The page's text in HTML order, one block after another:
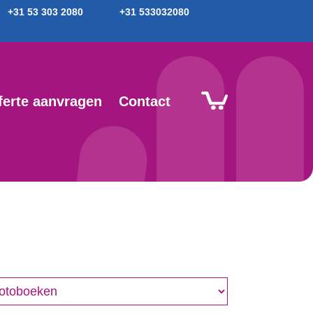
+31 53 303 2080 +31 533032080
aanvragen Contact